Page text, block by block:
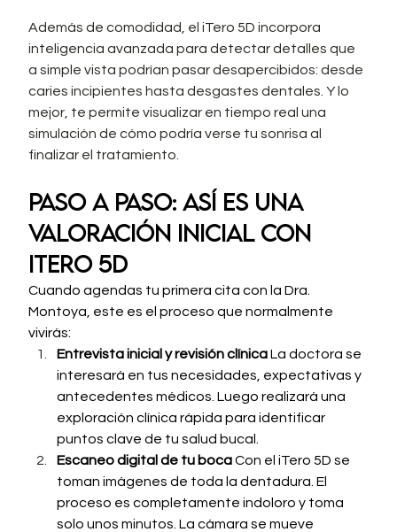
Además de comodidad, el iTero 5D incorpora
inteligencia avanzada para detectar detalles que
a simple vista podrían pasar desapercibidos: desde
caries incipientes hasta desgastes dentales. Y lo
mejor, te permite visualizar en tiempo real una
simulación de cómo podría verse tu sonrisa al
finalizar el tratamiento.
Paso a paso: así es una
valoración inicial con
iTero 5D
Cuando agendas tu primera cita con la Dra.
Montoya, este es el proceso que normalmente
vivirás:
Entrevista inicial y revisión clínica La doctora se
interesará en tus necesidades, expectativas y
antecedentes médicos. Luego realizará una
exploración clínica rápida para identificar
puntos clave de tu salud bucal.
Escaneo digital de tu boca Con el iTero 5D se
toman imágenes de toda la dentadura. El
proceso es completamente indoloro y toma
solo unos minutos. La cámara se mueve